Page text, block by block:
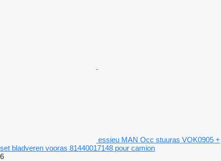
essieu MAN Occ stuuras VOK0905 +
set bladveren vooras 81440017148 pour camion
6